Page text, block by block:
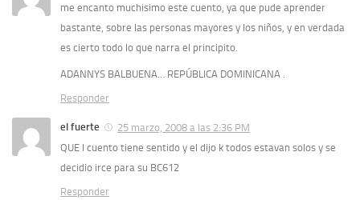
me encanto muchisimo este cuento, ya que pude aprender
bastante, sobre las personas mayores y los niños, y en verdada
es cierto todo lo que narra el principito.
ADANNYS BALBUENA… REPÚBLICA DOMINICANA .
Responder
el fuerte
25 marzo, 2008 a las 2:36 PM
QUE l cuento tiene sentido y el dijo k todos estavan solos y se
decidio irce para su BC612
Responder